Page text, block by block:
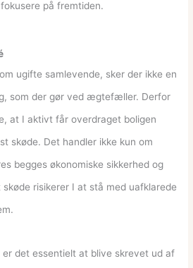
på fremtiden.
ugifte samlevende, sker der ikke en
som der gør ved ægtefæller. Derfor
at I aktivt får overdraget boligen
skøde. Det handler ikke kun om
begges økonomiske sikkerhed og
risikerer I at stå med uafklarede
det essentielt at blive skrevet ud af